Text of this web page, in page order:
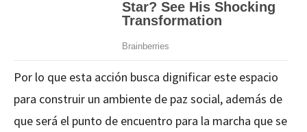
Por lo que esta acción busca dignificar este espacio
para construir un ambiente de paz social, además de
que será el punto de encuentro para la marcha que se